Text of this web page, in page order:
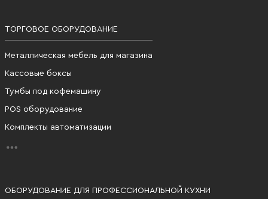
ТОРГОВОЕ ОБОРУДОВАНИЕ
Металлическая мебель для магазина
Кассовые боксы
Тумбы под кофемашину
POS оборудование
Комплекты автоматизации
ОБОРУДОВАНИЕ ДЛЯ ПРОФЕССИОНАЛЬНОЙ КУХНИ